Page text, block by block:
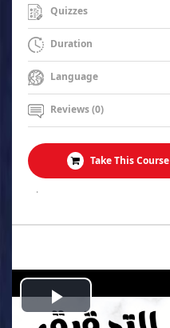
Quizzes
Duration
Language
Reviews (0)
Take This Course
.
Play